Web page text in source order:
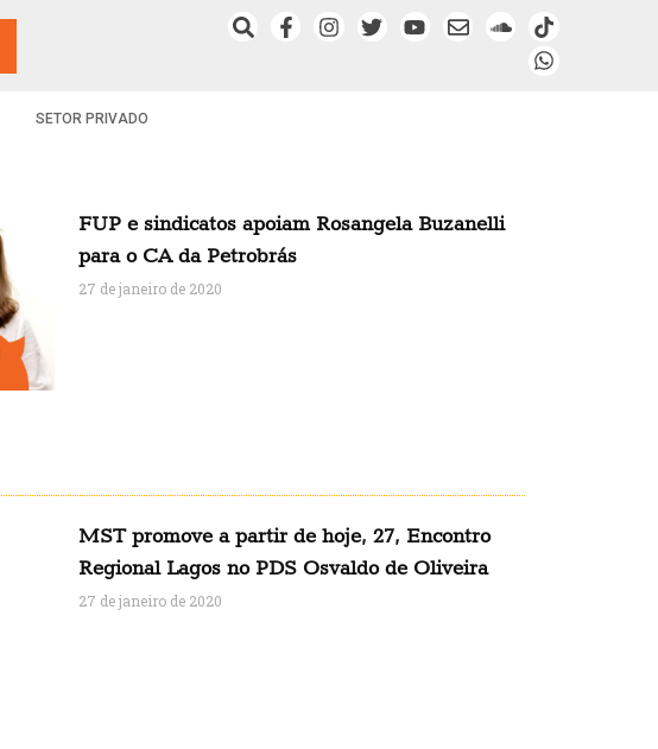
SETOR PRIVADO
FUP e sindicatos apoiam Rosangela Buzanelli
para o CA da Petrobrás
27 de janeiro de 2020
MST promove a partir de hoje, 27, Encontro
Regional Lagos no PDS Osvaldo de Oliveira
27 de janeiro de 2020